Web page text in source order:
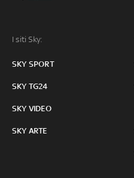
I siti Sky:
SKY SPORT
SKY TG24
SKY VIDEO
SKY ARTE